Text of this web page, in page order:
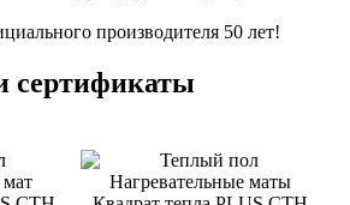
производителя 50 лет!
сертификаты